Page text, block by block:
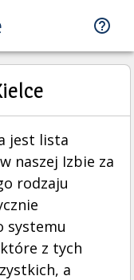
jest lista
naszej Izbie za
rodzaju
systemu
z tych
a